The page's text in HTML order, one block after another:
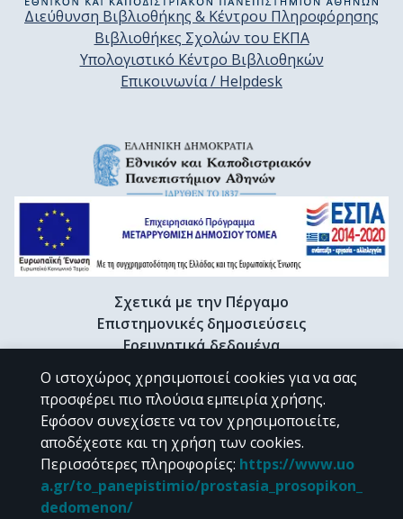
Διεύθυνση Βιβλιοθήκης & Κέντρου Πληροφόρησης
Βιβλιοθήκες Σχολών του ΕΚΠΑ
Υπολογιστικό Κέντρο Βιβλιοθηκών
Επικοινωνία / Helpdesk
Σχετικά με την Πέργαμο
Επιστημονικές δημοσιεύσεις
Ερευνητικά δεδομένα
Διδακτορικές διατριβές & Γκρίζα βιβλιογραφία
Προφίλ Ερευνητή
CC BY-NC 4.0
Εκτός αν αναφέρεται διαφορετικά, το υλικό της "Περγάμου" διατίθεται
Ο ιστοχώρος χρησιμοποιεί cookies για να σας
προσφέρει πιο πλούσια εμπειρία χρήσης.
Εφόσον συνεχίσετε να τον χρησιμοποιείτε,
αποδέχεστε και τη χρήση των cookies.
Περισσότερες πληροφορίες: https://www.uo
a.gr/to_panepistimio/prostasia_prosopikon_
dedomenon/